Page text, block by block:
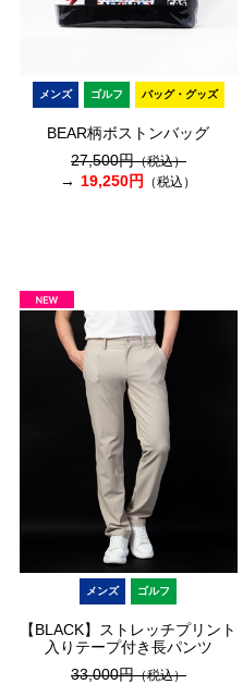
メンズ ゴルフ バッグ・グッズ
BEAR柄ボストンバッグ
27,500円（税込）
19,250円 （税込）
メンズ ゴルフ
【BLACK】ストレッチプリント
入りテープ付き長パンツ
33,000円（税込）